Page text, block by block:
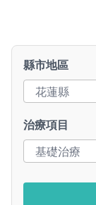
縣市地區
治療項目